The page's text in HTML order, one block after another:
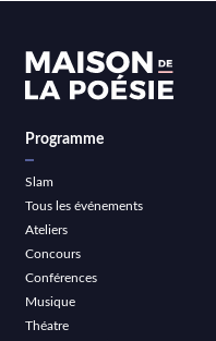
Programme
Slam
Tous les événements
Ateliers
Concours
Conférences
Musique
Théatre